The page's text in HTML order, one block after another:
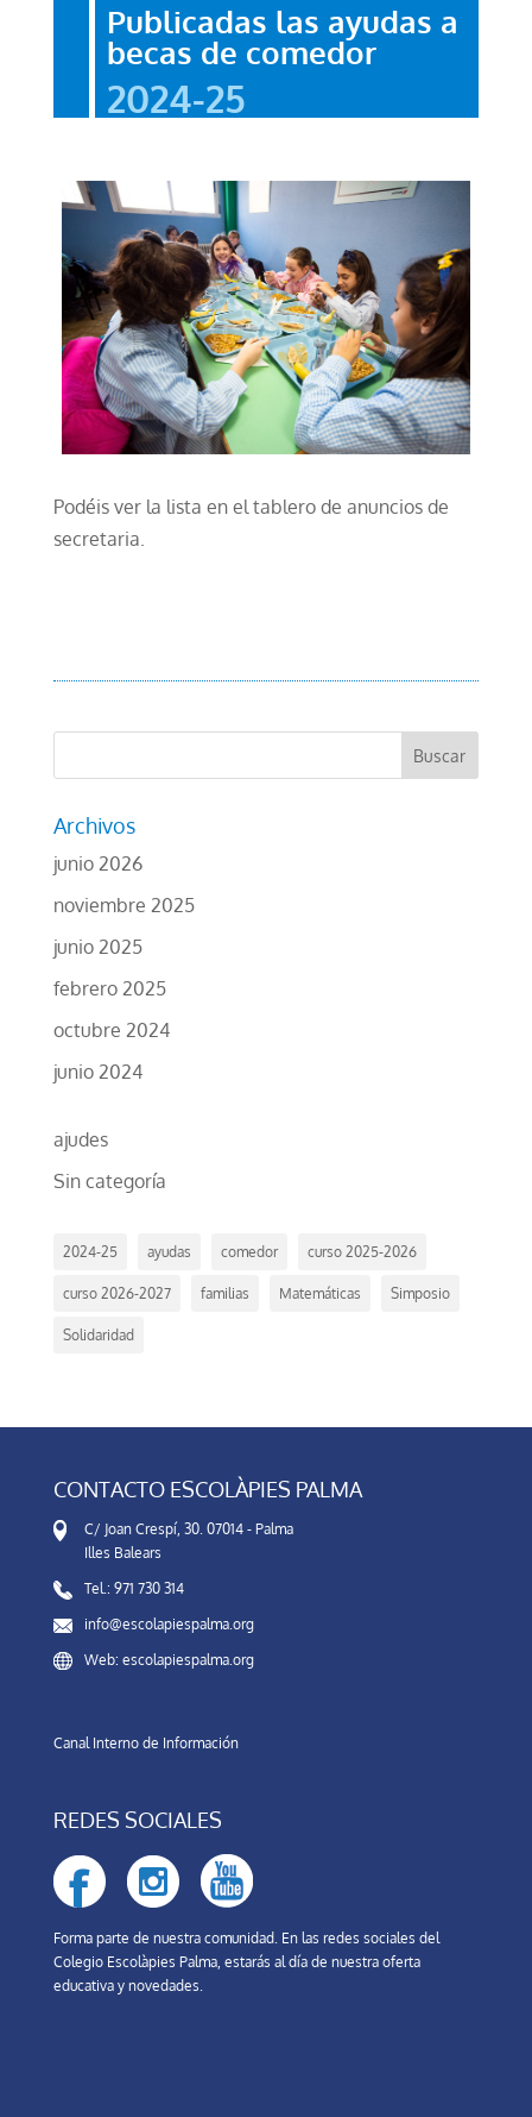
Publicadas las ayudas a
becas de comedor
2024-25
Podéis ver la lista en el tablero de anuncios de
secretaria.
Archivos
junio 2026
noviembre 2025
junio 2025
febrero 2025
octubre 2024
junio 2024
ajudes
Sin categoría
2024-25 ayudas comedor curso 2025-2026
curso 2026-2027 familias Matemáticas Simposio
Solidaridad
CONTACTO ESCOLÀPIES PALMA
C/ Joan Crespí, 30. 07014 - Palma
Illes Balears
Tel.: 971 730 314
info@escolapiespalma.org
Web: escolapiespalma.org
Canal Interno de Información
REDES SOCIALES
Forma parte de nuestra comunidad. En las redes sociales del
Colegio Escolàpies Palma, estarás al día de nuestra oferta
educativa y novedades.